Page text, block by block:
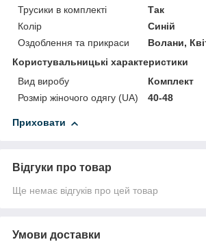
Трусики в комплекті
Так
Колір
Синій
Оздоблення та прикраси
Волани,
Користувальницькі характеристики
Вид виробу
Комплект
Розмір жіночого одягу (UA)
40-48
Приховати
Відгуки про товар
Ще немає відгуків про цей товар
Умови доставки